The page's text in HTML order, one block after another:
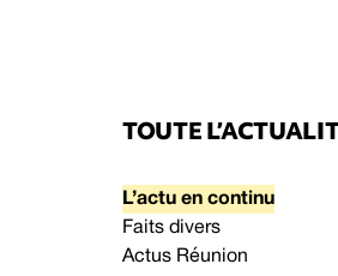
TOUTE
L’actu en continu
Faits divers
Actus Réunion